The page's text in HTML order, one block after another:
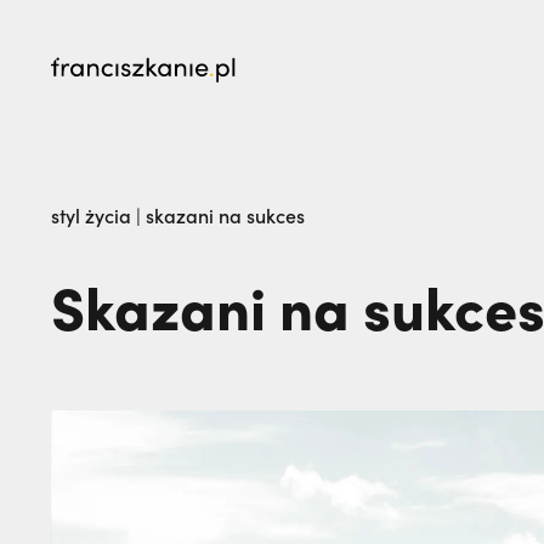
Kalwaria Pacławska zaprasza na Wielki
styl życia | skazani na sukces
Skazani na sukces